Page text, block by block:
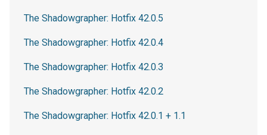
The Shadowgrapher: Hotfix 42.0.5
The Shadowgrapher: Hotfix 42.0.4
The Shadowgrapher: Hotfix 42.0.3
The Shadowgrapher: Hotfix 42.0.2
The Shadowgrapher: Hotfix 42.0.1 + 1.1